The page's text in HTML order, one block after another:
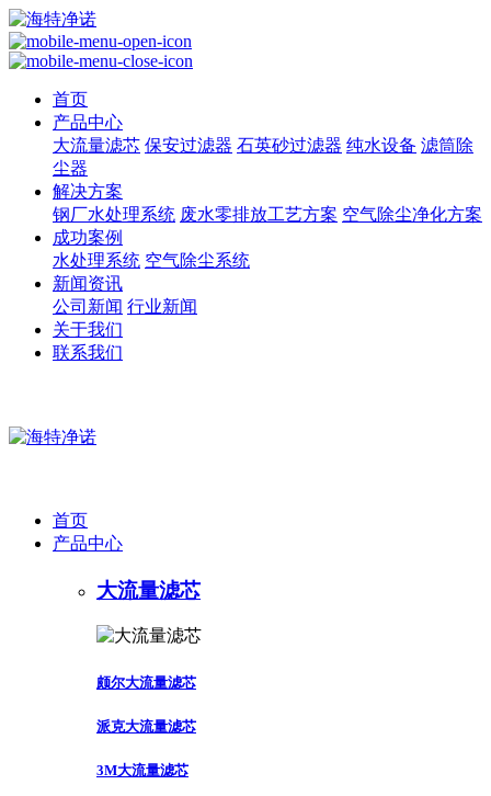
首页
产品中心
大流量滤芯 保安过滤器 石英砂过滤器 纯水设备 滤筒除
尘器
解决方案
钢厂水处理系统 废水零排放工艺方案 空气除尘净化方案
成功案例
水处理系统 空气除尘系统
新闻资讯
公司新闻 行业新闻
关于我们
联系我们
首页
产品中心
大流量滤芯
颇尔大流量滤芯
派克大流量滤芯
3M大流量滤芯